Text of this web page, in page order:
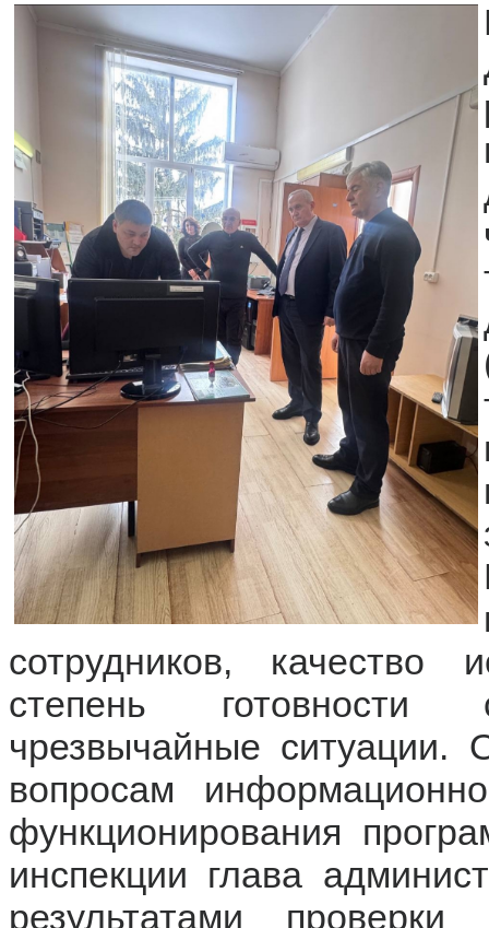
сотрудников, качество
степень готовности
чрезвычайные ситуации.
вопросам
функционирования
инспекции глава
результатами